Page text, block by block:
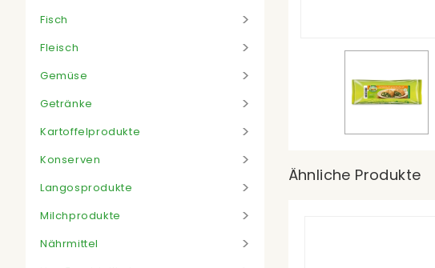
Ähnliche Produkte
Fisch
Fleisch
Gemüse
Getränke
Kartoffelprodukte
Konserven
Langosprodukte
Milchprodukte
Nährmittel